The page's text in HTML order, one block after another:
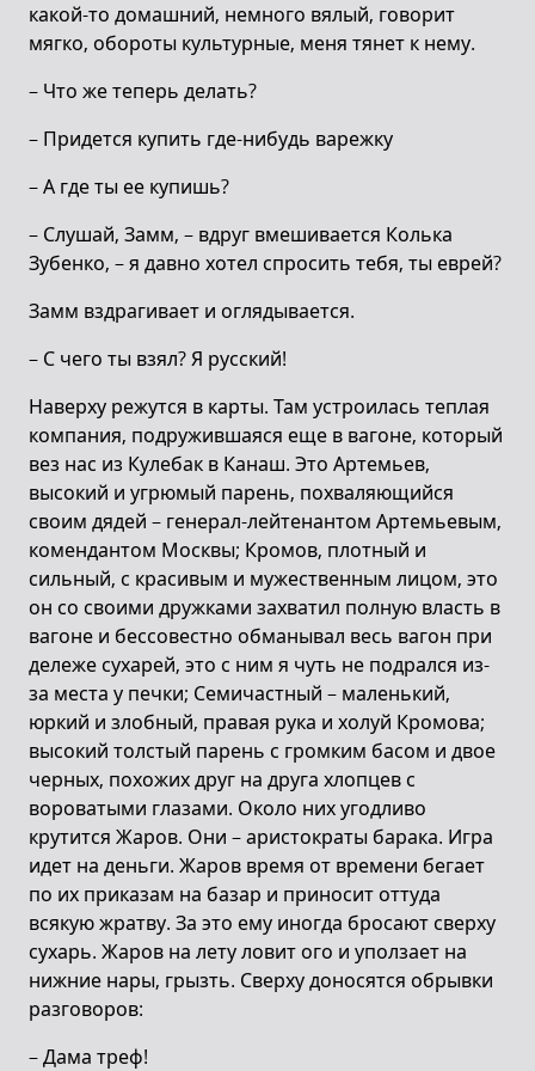
какой-то домашний, немного вялый, говорит
мягко, обороты культурные, меня тянет к нему.
– Что же теперь делать?
– Придется купить где-нибудь варежку
– А где ты ее купишь?
– Слушай, Замм, – вдруг вмешивается Колька
Зубенко, – я давно хотел спросить тебя, ты еврей?
Замм вздрагивает и оглядывается.
– С чего ты взял? Я русский!
Наверху режутся в карты. Там устроилась теплая
компания, подружившаяся еще в вагоне, который
вез нас из Кулебак в Канаш. Это Артемьев,
высокий и угрюмый парень, похваляющийся
своим дядей – генерал-лейтенантом Артемьевым,
комендантом Москвы; Кромов, плотный и
сильный, с красивым и мужественным лицом, это
он со своими дружками захватил полную власть в
вагоне и бессовестно обманывал весь вагон при
дележе сухарей, это с ним я чуть не подрался из-
за места у печки; Семичастный – маленький,
юркий и злобный, правая рука и холуй Кромова;
высокий толстый парень с громким басом и двое
черных, похожих друг на друга хлопцев с
вороватыми глазами. Около них угодливо
крутится Жаров. Они – аристократы барака. Игра
идет на деньги. Жаров время от времени бегает
по их приказам на базар и приносит оттуда
всякую жратву. За это ему иногда бросают сверху
сухарь. Жаров на лету ловит ого и уползает на
нижние нары, грызть. Сверху доносятся обрывки
разговоров:
– Дама треф!